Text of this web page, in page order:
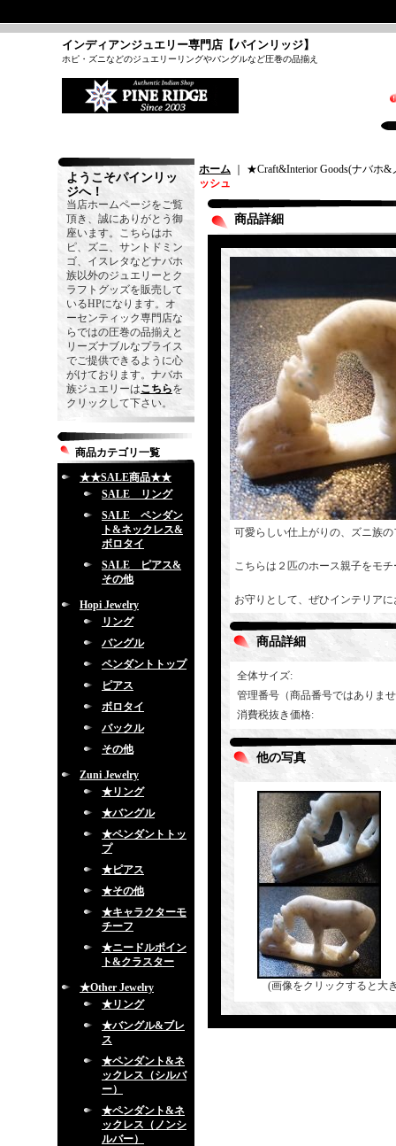
インディアンジュエリー専門店【パインリッジ】
ホピ・ズニなどのジュエリーリングやバングルなど圧巻の品揃え
ようこそパインリッ
ジへ！
当店ホームページをご覧
頂き、誠にありがとう御
座います。こちらはホ
ピ、ズニ、サントドミン
ゴ、イスレタなどナバホ
族以外のジュエリーとク
ラフトグッズを販売して
いるHPになります。オ
ーセンティック専門店な
らではの圧巻の品揃えと
リーズナブルなプライス
でご提供できるように心
がけております。ナバホ
族ジュエリーはこちらを
クリックして下さい。
商品カテゴリ一覧
★★SALE商品★★
SALE リング
SALE ペンダン
ト&ネックレス&
ボロタイ
SALE ピアス&
その他
Hopi Jewelry
リング
バングル
ペンダントトップ
ピアス
ボロタイ
バックル
その他
Zuni Jewelry
★リング
★バングル
★ペンダントトッ
プ
★ピアス
★その他
★キャラクターモ
チーフ
★ニードルポイン
ト&クラスター
★Other Jewelry
★リング
★バングル&ブレ
ス
★ペンダント&ネ
ックレス（シルバ
ー）
★ペンダント&ネ
ックレス（ノンシ
ルバー）
ホーム ｜ ★Craft&Interior Goods(ナバホ
ッシュ
商品詳細
可愛らしい仕上がりの、ズニ族
こちらは２匹のホース親子をモ
お守りとして、ぜひインテリア
商品詳細
全体サイズ:
管理番号（商品番号ではありま
消費税抜き価格:
他の写真
(画像をクリックすると大